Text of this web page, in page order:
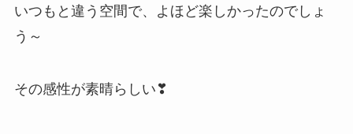
いつもと違う空間で、よほど楽しかったのでしょ
う～
その感性が素晴らしい❣